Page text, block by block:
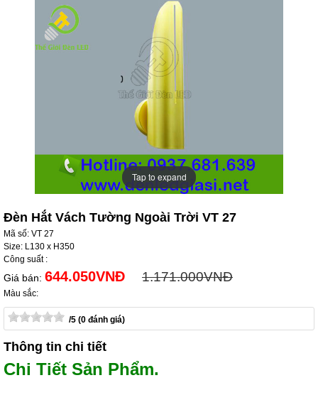
Tap to expand
Tap to expand
Đèn Hắt Vách Tường Ngoài Trời VT 27
Mã số: VT 27
Size: L130 x H350
Công suất :
Giá bán: 644.050VNĐ 1.171.000VNĐ
Màu sắc:
/5 (0 đánh giá)
Thông tin chi tiết
Chi Tiết Sản Phẩm.